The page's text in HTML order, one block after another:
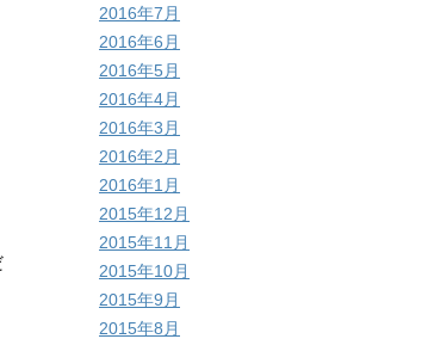
2016年7月
2016年6月
2016年5月
2016年4月
2016年3月
2016年2月
2016年1月
2015年12月
2015年11月
2015年10月
2015年9月
2015年8月